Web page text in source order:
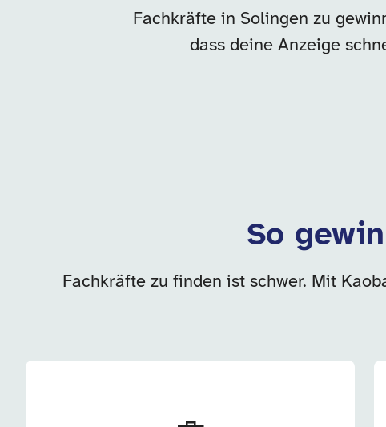
Fachkräfte in Solingen zu
dass deine Anzeige
So
Fachkräfte zu finden ist schwer. Mit